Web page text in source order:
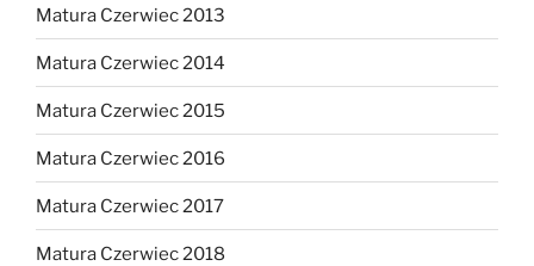
Matura Czerwiec 2013
Matura Czerwiec 2014
Matura Czerwiec 2015
Matura Czerwiec 2016
Matura Czerwiec 2017
Matura Czerwiec 2018